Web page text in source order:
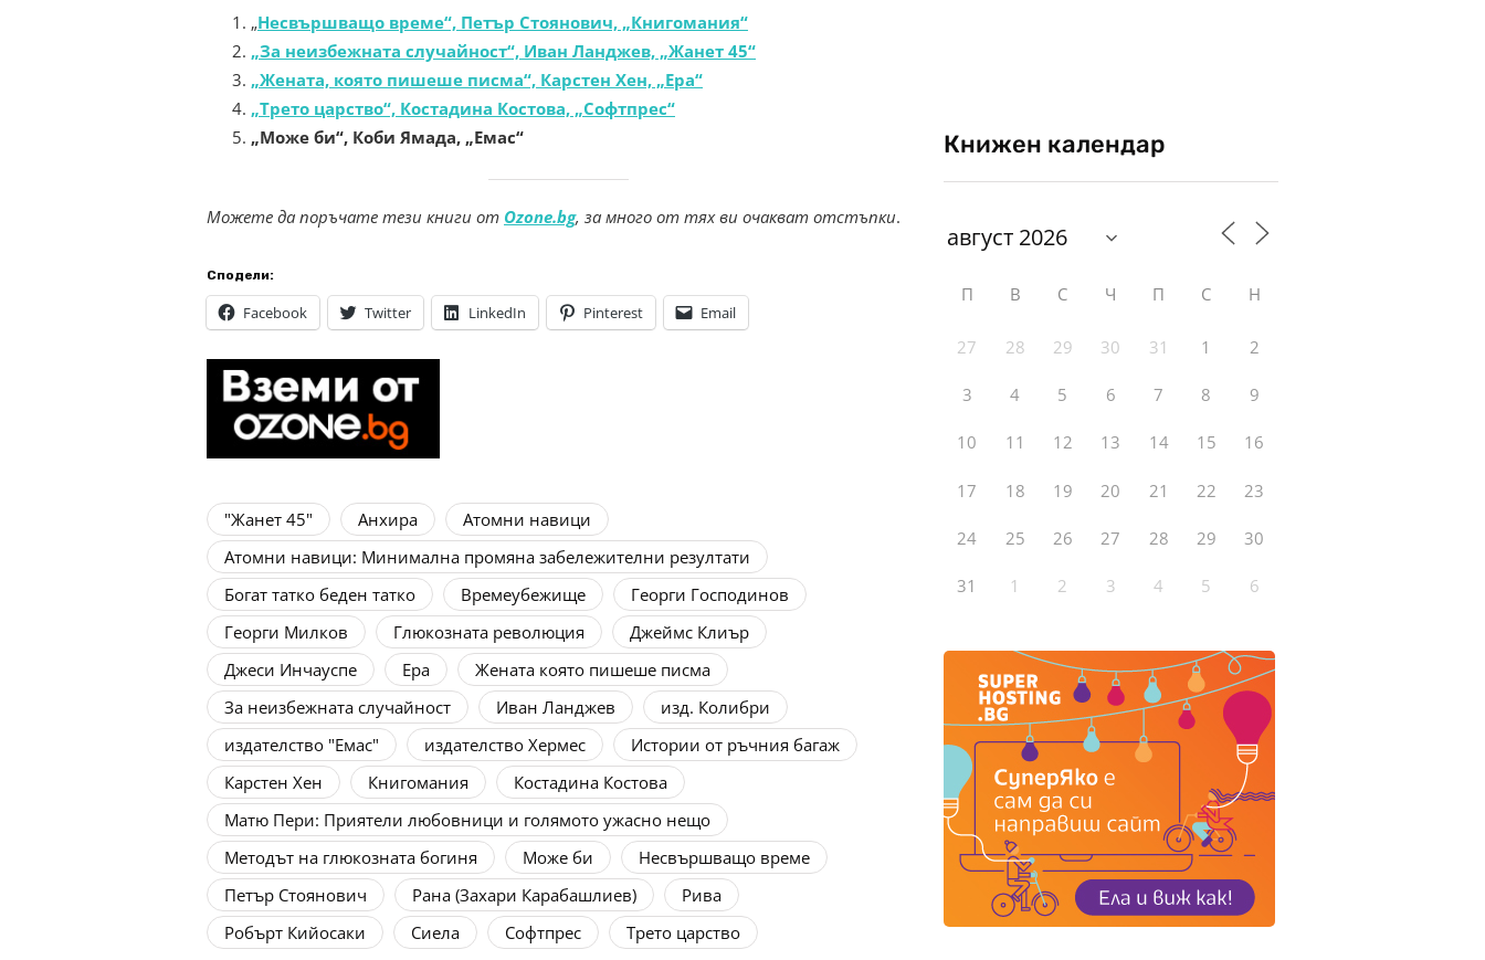
„Несвършващо време“, Петър Стоянович, „Книгомания“
„За неизбежната случайност“, Иван Ланджев, „Жанет 45“
„Жената, която пишеше писма“, Карстен Хен, „Ера“
„Трето царство“, Костадина Костова, „Софтпрес“
„Може би“, Коби Ямада, „Емас“
Можете да поръчате тези книги от Ozone.bg, за много от тях ви очакват отстъпки.
Сподели:
Facebook Twitter LinkedIn Pinterest Email
"Жанет 45" Анхира
Атомни навици
Атомни навици: Минимална промяна забележителни резултати
Богат татко беден татко
Времеубежище
Георги Господинов
Георги Милков
Глюкозната революция
Джеймс Клиър
Джеси Инчауспе
Ера
Жената която пишеше писма
За неизбежната случайност
Иван Ланджев
изд. Колибри
издателство "Емас"
издателство Хермес
Истории от ръчния багаж
Карстен Хен
Книгомания
Костадина Костова
Матю Пери: Приятели любовници и голямото ужасно нещо
Методът на глюкозната богиня
Може би
Несвършващо време
Петър Стоянович
Рана (Захари Карабашлиев)
Рива
Робърт Кийосаки
Сиела Софтпрес Трето царство
Книжен календар
П В С Ч П С Н
27 28 29 30 31 1 2
3 4 5 6 7 8 9
10 11 12 13 14 15 16
17 18 19 20 21 22 23
24 25 26 27 28 29 30
31 1 2 3 4 5 6